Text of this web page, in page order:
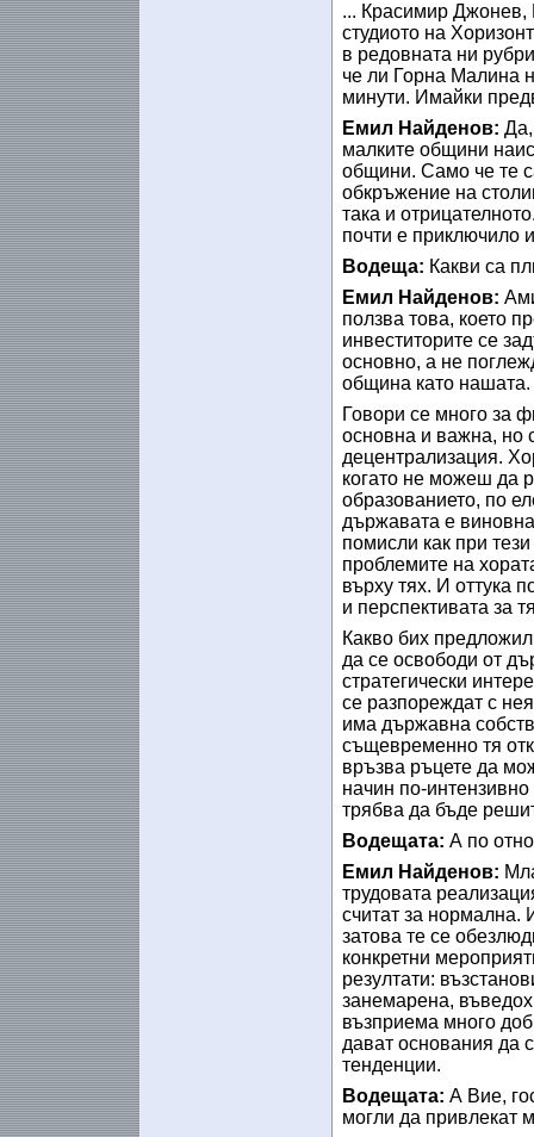
... Красимир Джонев,
студиото на
в редовната ни
че ли Горна Малина
минути. Имайки
Емил Найденов: Да,
малките общини
общини. Само че те
обкръжение на
така и
почти е приключило
Водеща: Какви са
Емил Найденов:
ползва това, което
инвеститорите се
основно, а не
община като нашата.
Говори се много за
основна и важна, но
децентрализация.
когато не можеш да
образованието, по
държавата е
помисли как при
проблемите на
върху тях. И оттука
и перспективата за
Какво бих
да се освободи от
стратегически
се разпореждат с
има държавна
същевременно тя
връзва ръцете да
начин по-
трябва да бъде
Водещата: А по
Емил Найденов:
трудовата
считат за нормална.
затова те се
конкретни
резултати:
занемарена,
възприема много
дават основания да
тенденции.
Водещата: А Вие,
могли да привлекат